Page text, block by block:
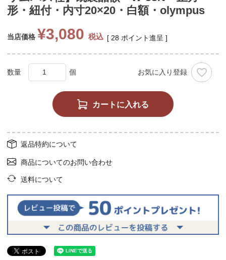
形・紐付・内寸20×20・白額・olympus
当店価格 ¥3,080 税込 [ 28 ポイント進呈 ]
お気に入り登録
カートに入れる
返品特約について
商品についてのお問い合わせ
送料について